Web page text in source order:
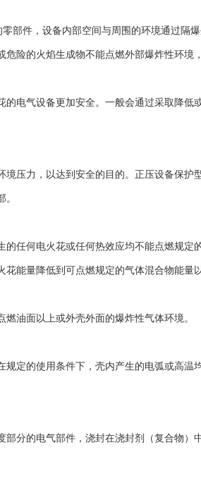
部件，设备内部空间与周围的环境通过隔
险的火焰生成物不能点燃外部爆炸性环境
电气设备更加安全。一般会通过采取降低
压力，以达到安全的目的。正压设备保护
任何电火花或任何热效应均不能点燃规定
能量降低到可点燃规定的气体混合物能量以
油面以上或外壳外面的爆炸性气体环境。
定的使用条件下，壳内产生的电弧或高温
分的电气部件，浇封在浇封剂（复合物）